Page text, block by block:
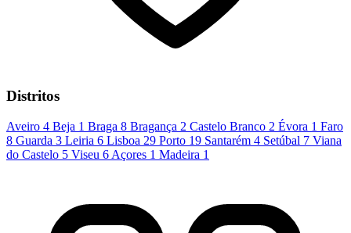
Distritos
Aveiro 4 Beja 1 Braga 8 Bragança 2 Castelo Branco 2 Évora 1 Faro
8 Guarda 3 Leiria 6 Lisboa 29 Porto 19 Santarém 4 Setúbal 7 Viana
do Castelo 5 Viseu 6 Açores 1 Madeira 1